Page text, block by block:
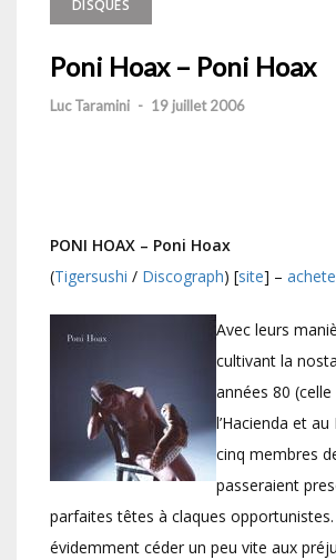
DISQUES
Poni Hoax – Poni Hoax
Luc Taramini - 19 juillet 2006
PONI HOAX – Poni Hoax
(Tigersushi / Discograph) [site] –
Avec leurs
cultivant la
années 80
l’Hacienda et au
cinq membres
passeraient
parfaites têtes à claques
évidemment céder un peu vite aux